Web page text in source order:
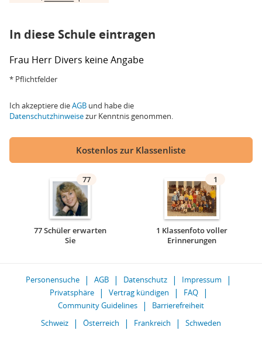
In diese Schule eintragen
Frau Herr Divers keine Angabe
* Pflichtfelder
Ich akzeptiere dieAGB und habe die
Datenschutzhinweisezur Kenntnis genommen.
Kostenlos zur Klassenliste
77
77 Schüler erwarten
Sie
1
1 Klassenfoto voller
Erinnerungen
Personensuche AGB Datenschutz
Impressum
Privatsphäre
Vertrag kündigen
FAQ
Community Guidelines
Barrierefreiheit
Schweiz
Österreich Frankreich Schweden